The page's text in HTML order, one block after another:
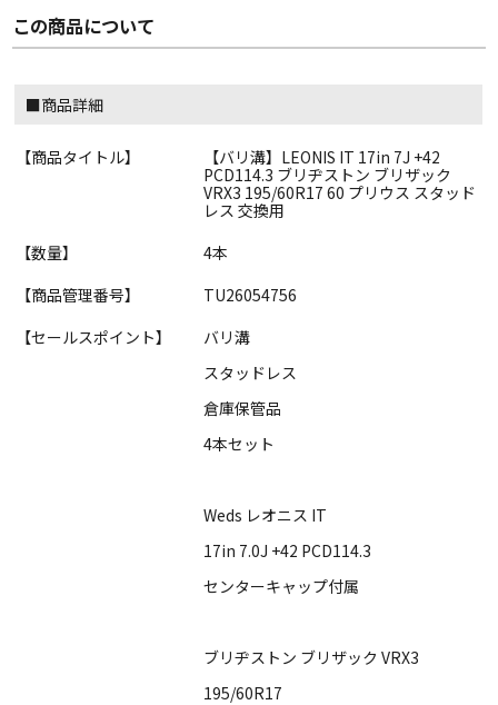
この商品について
■商品詳細
【商品タイトル】
【バリ溝】LEONIS IT 17in 7J +42
PCD114.3 ブリヂストン ブリザック
VRX3 195/60R17 60 プリウス スタッド
レス 交換用
【数量】
4本
【商品管理番号】
TU26054756
【セールスポイント】
バリ溝
スタッドレス
倉庫保管品
4本セット
Weds レオニス IT
17in 7.0J +42 PCD114.3
センターキャップ付属
ブリヂストン ブリザック VRX3
195/60R17